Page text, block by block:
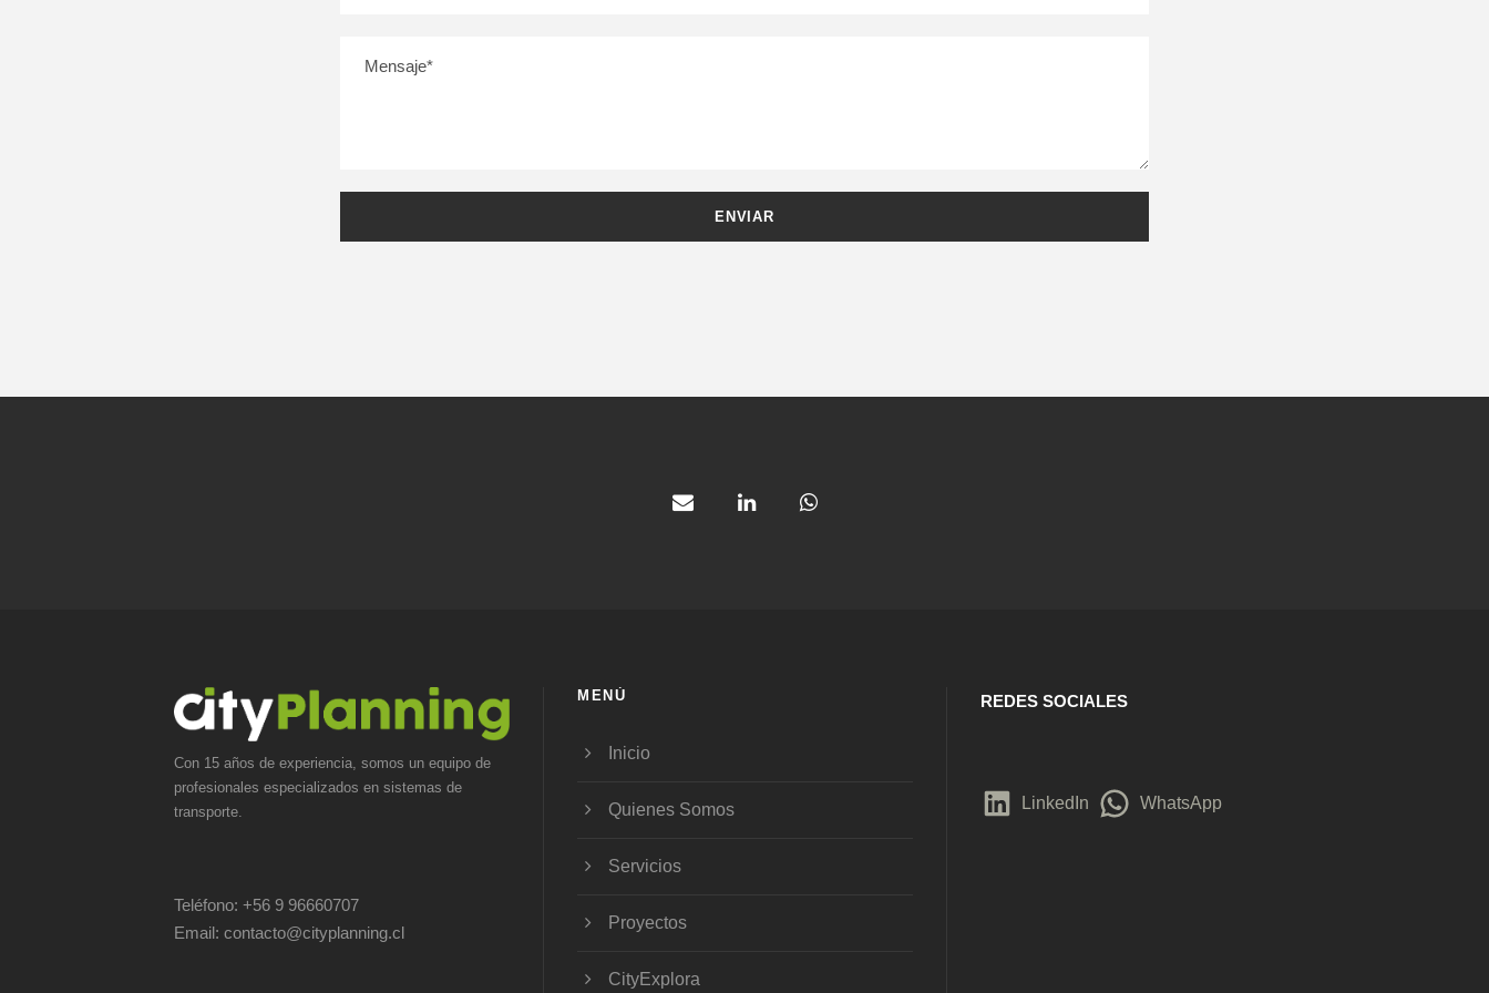
Con 15 años de experiencia, somos un equipo de
profesionales especializados en sistemas de
transporte.
Teléfono: +56 9 96660707
Email: contacto@cityplanning.cl
MENÚ
Inicio
Quienes Somos
Servicios
Proyectos
CityExplora
REDES SOCIALES
LinkedIn WhatsApp